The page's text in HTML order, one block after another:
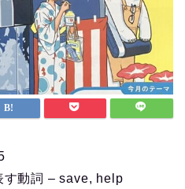
す動詞 – save, help